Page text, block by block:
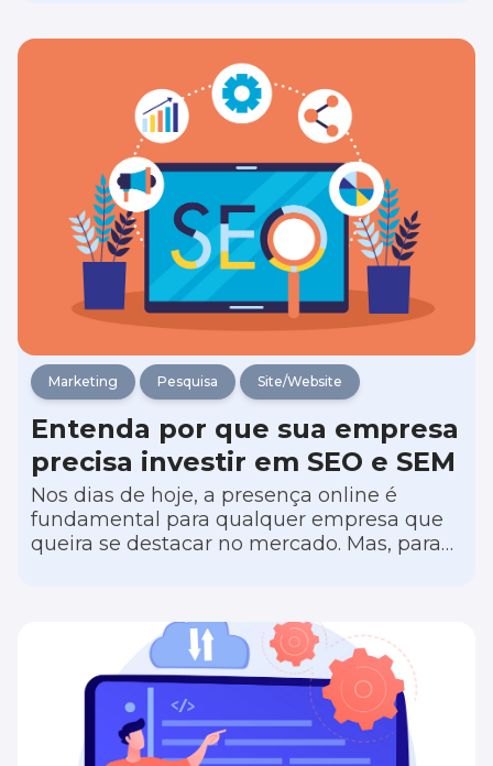
tecnologia, principalmente para
empresários que estão dando seus
primeiros passos ou que estão à frente de
pequenos negócios. Neste artigo, você vai
conhecer alguns benefícios em contar com
as tecnologias para impulsionar a
produtividade da sua empresa.
Marketing Pesquisa Site/Website
Entenda por que sua empresa
precisa investir em SEO e SEM
Nos dias de hoje, a presença online é
fundamental para qualquer empresa que
queira se destacar no mercado. Mas, para
gerais, SEO (sigla de Search Engine
Optimization, que significa otimização
para mecanismos de busca) é um conjunto
de técnicas que melhoram a visibilidade
do seu site nos resultados orgânicos dos
mecanismos de busca, como o Google. Já o